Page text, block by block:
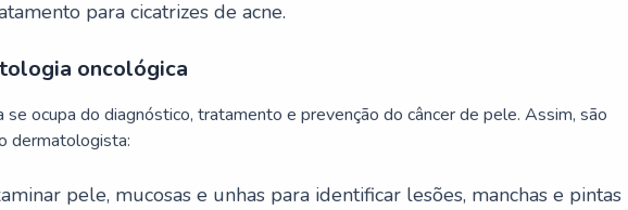
para cicatrizes de acne.
oncológica
se ocupa do diagnóstico, tratamento e prevenção do câncer de pele. Assim, são
dermatologista:
pele, mucosas e unhas para identificar lesões, manchas e pintas